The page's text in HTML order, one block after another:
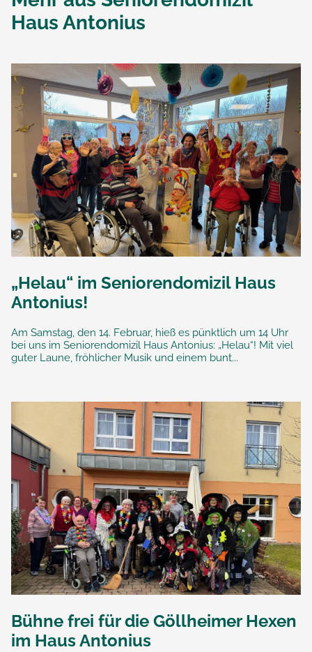
Haus Antonius
„Helau“ im Seniorendomizil Haus
Antonius!
Am Samstag, den 14. Februar, hieß es pünktlich um 14 Uhr
bei uns im Seniorendomizil Haus Antonius: „Helau“! Mit viel
guter Laune, fröhlicher Musik und einem bunt...
Bühne frei für die Göllheimer Hexen
im Haus Antonius